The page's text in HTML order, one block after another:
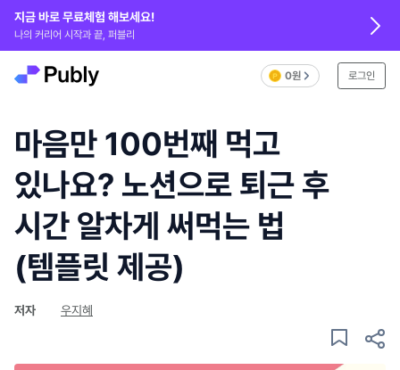
지금 바로 무료체험 해보세요!
나의 커리어 시작과 끝, 퍼블리
0원 로그인
마음만 100번째 먹고
있나요? 노션으로 퇴근 후
시간 알차게 써먹는 법
(템플릿 제공)
저자 우지혜